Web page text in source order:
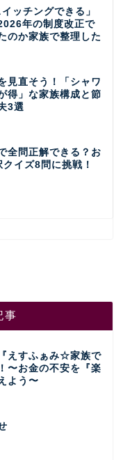
ッチングできる」
年の制度改正で
のか家族で整理した
見直そう！「シャワ
得」な家族構成と節
3選
全問正解できる？お
イズ8問に挑戦！
事
えすふぁみ☆家族で
〜お金の不安を『楽
よう〜